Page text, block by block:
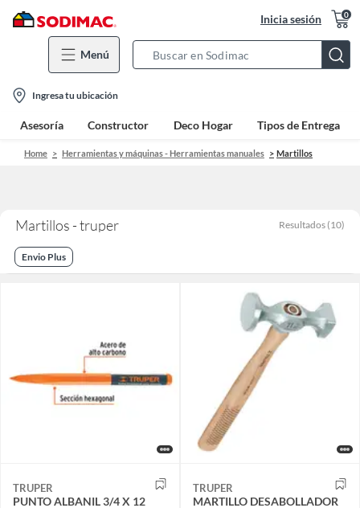
Inicia sesión 0
Menú
Bar
location-
icon
Ingresa tu ubicación
Asesoría Constructor Deco Hogar Tipos de Entrega
Home Herramientas y máquinas - Herramientas manuales Martillos
Martillos - truper Resultados (10)
Envio Plus
TRUPER
PUNTO ALBANIL 3/4 X 12
TRUPER
MARTILLO DESABOLLADOR